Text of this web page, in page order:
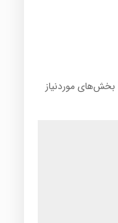
بخش‌های موردنیاز